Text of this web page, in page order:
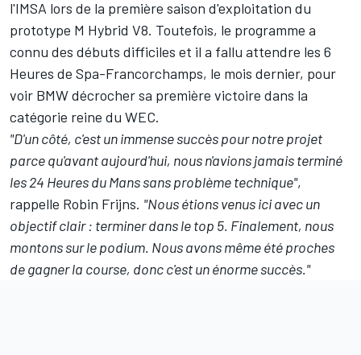
l'IMSA lors de la première saison d'exploitation du
prototype M Hybrid V8. Toutefois, le programme a
connu des débuts difficiles et il a fallu attendre les 6
Heures de Spa-Francorchamps, le mois dernier, pour
voir BMW décrocher sa première victoire dans la
catégorie reine du WEC.
"D'un côté, c'est un immense succès pour notre projet
parce qu'avant aujourd'hui, nous n'avions jamais terminé
les 24 Heures du Mans sans problème technique",
rappelle Robin Frijns. "Nous étions venus ici avec un
objectif clair : terminer dans le top 5. Finalement, nous
montons sur le podium. Nous avons même été proches
de gagner la course, donc c'est un énorme succès."